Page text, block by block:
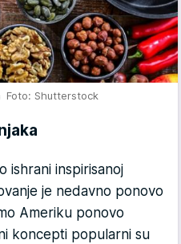
Foto: Shutterstock
ishrani inspirisanoj
je nedavno ponovo
Ameriku ponovo
koncepti popularni su